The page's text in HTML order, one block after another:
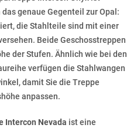
genaue Gegenteil zur Opal:
die Stahlteile sind mit einer
Beide Geschosstreppen
der Stufen. Ähnlich wie bei den
verfügen die Stahlwangen
damit Sie die Treppe
anpassen.
Intercon Nevada ist eine